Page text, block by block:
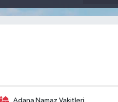
Adana Namaz Vakitleri